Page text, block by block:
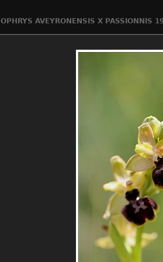
OPHRYS AVEYRONENSIS X PASSIONNIS